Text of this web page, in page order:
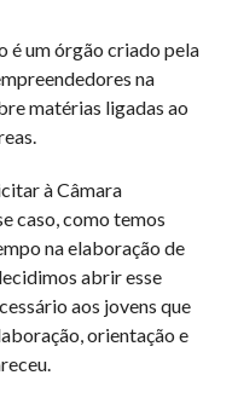
é um órgão criado pela
na
matérias ligadas ao
à Câmara
caso, como temos
na elaboração de
abrir esse
aos jovens que
orientação e